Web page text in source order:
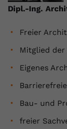
Dipl.-Ing.
Freier
Mitglied
Eigenes
Bau- und
freier
Name
Anbieter
Laufzeit
Zweck